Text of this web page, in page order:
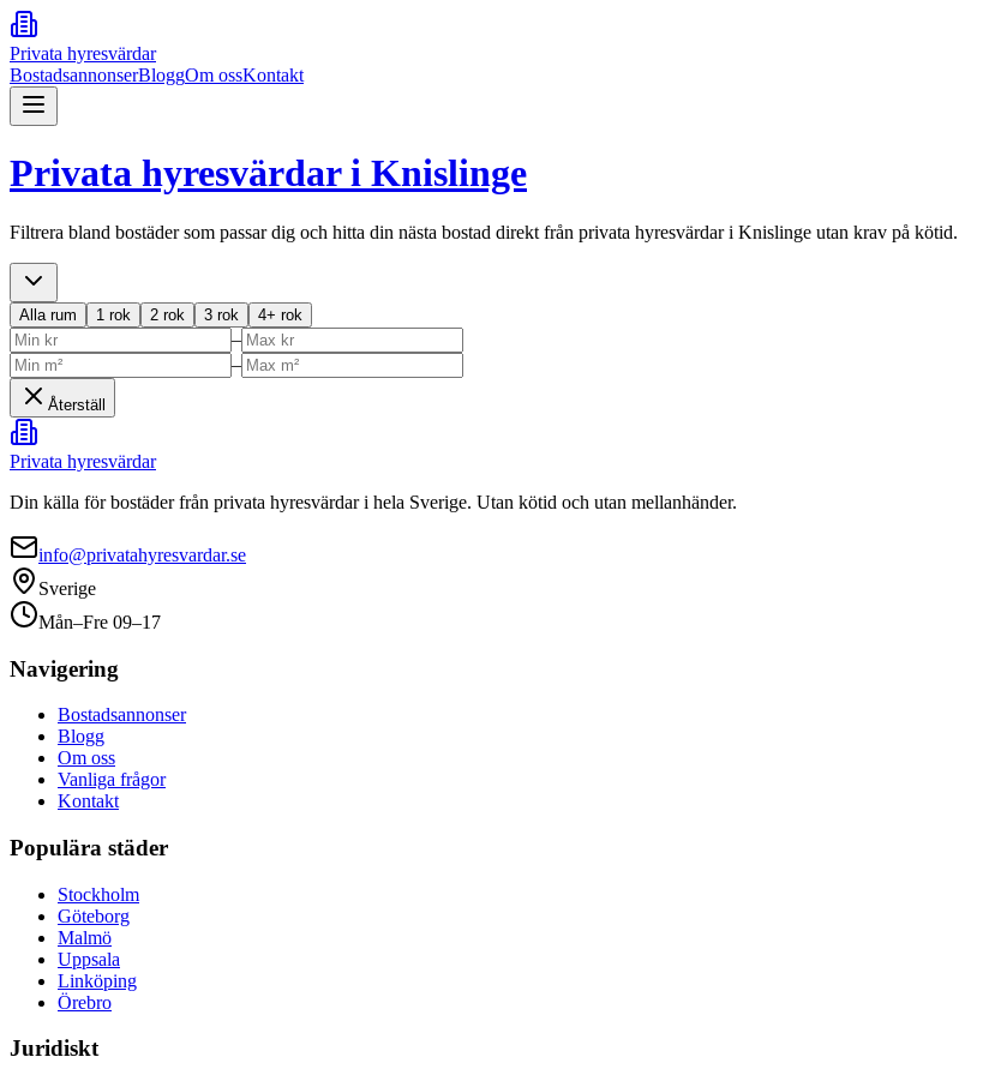
Privata hyresvärdar
BostadsannonserBloggOm ossKontakt
Privata hyresvärdar i Knislinge
Filtrera bland bostäder som passar dig och hitta din nästa bostad direkt från privata hyresvärdar i Knislinge utan krav på kötid.
Alla rum 1 rok 2 rok 3 rok 4+ rok
–
–
Återställ
Privata hyresvärdar
Din källa för bostäder från privata hyresvärdar i hela Sverige. Utan kötid och utan mellanhänder.
info@privatahyresvardar.se
Sverige
Mån–Fre 09–17
Navigering
Bostadsannonser
Blogg
Om oss
Vanliga frågor
Kontakt
Populära städer
Stockholm
Göteborg
Malmö
Uppsala
Linköping
Örebro
Juridiskt